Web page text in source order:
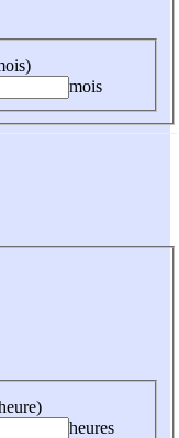
mois
heures